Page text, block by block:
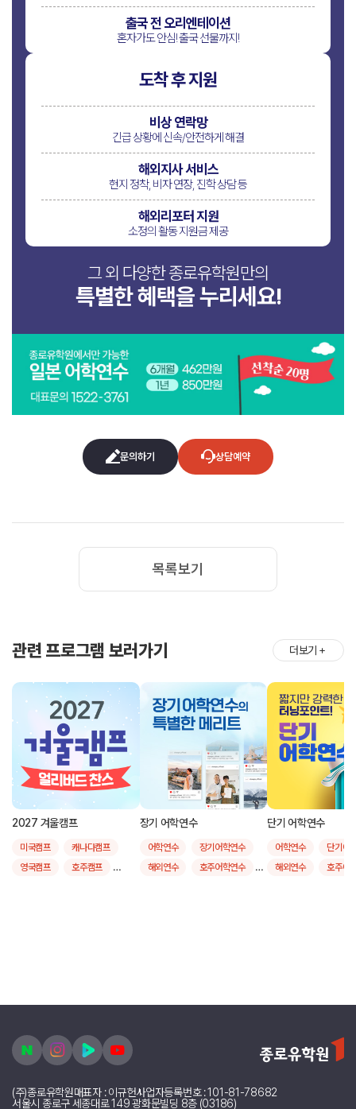
출국 전 오리엔테이션
혼자가도 안심!출국 선물까지!
도착 후 지원
비상 연락망
긴급 상황에 신속/안전하게 해결
해외지사 서비스
현지 정착, 비자 연장, 진학 상담 등
해외리포터 지원
소정의 활동 지원금 제공
그 외 다양한 종로유학원만의
특별한 혜택을 누리세요!
문의하기 상담예약
목록보기
관련 프로그램 보러가기 더보기 ＋
2027 겨울캠프
미국캠프
캐나다캠프
영국캠프
호주캠프
대학투어
장기 어학연수
어학연수
장기어학연수
해외연수
호주어학연수
장기어학연수비용
20주어학연수
단기 어학연수
어학연수
단기어
해외연수
호주어
4주어학연수비용비교
단기어학연수후기
4주어학연수
한
(주)종로유학원대표자 : 이규헌사업자등록번호 : 101-81-78682
서울시 종로구 세종대로 149 광화문빌딩 8층 (03186)